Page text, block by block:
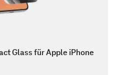
Glass für Apple iPhone